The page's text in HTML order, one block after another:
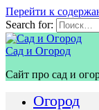
Перейти к
Search for:
Сад и Огород
Сайт про сад и
Огород